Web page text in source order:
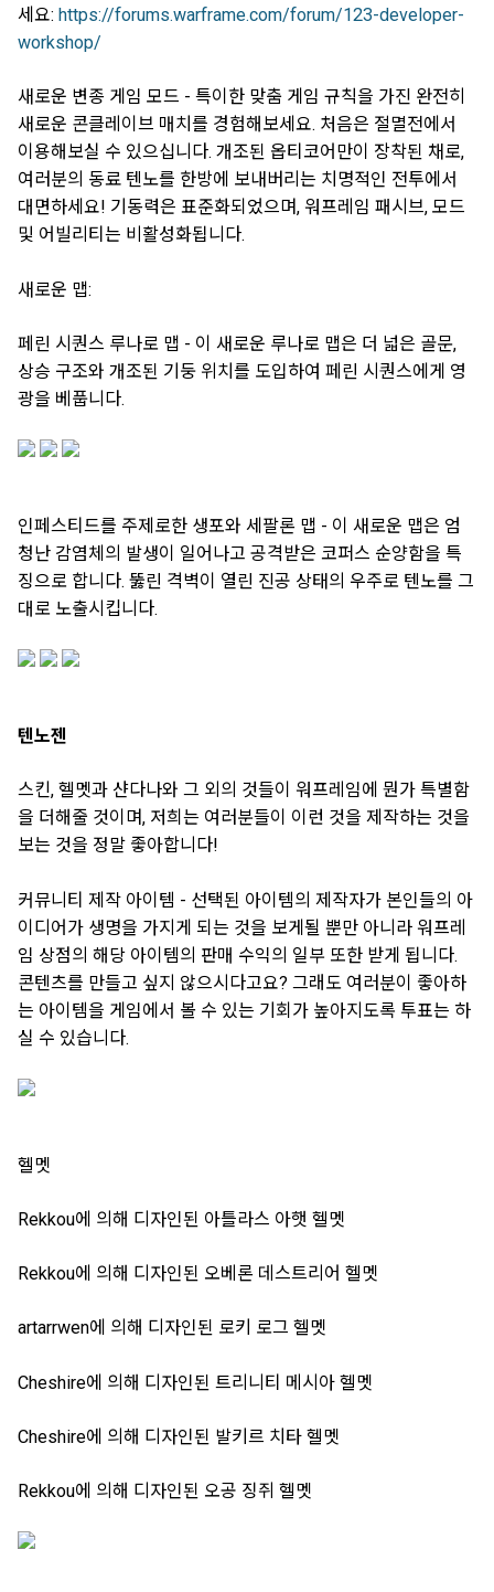
세요: https://forums.warframe.com/forum/123-developer-
workshop/
새로운 변종 게임 모드 - 특이한 맞춤 게임 규칙을 가진 완전히
새로운 콘클레이브 매치를 경험해보세요. 처음은 절멸전에서
이용해보실 수 있으십니다. 개조된 옵티코어만이 장착된 채로,
여러분의 동료 텐노를 한방에 보내버리는 치명적인 전투에서
대면하세요! 기동력은 표준화되었으며, 워프레임 패시브, 모드
및 어빌리티는 비활성화됩니다.
새로운 맵:
페린 시퀀스 루나로 맵 - 이 새로운 루나로 맵은 더 넓은 골문,
상승 구조와 개조된 기둥 위치를 도입하여 페린 시퀀스에게 영
광을 베풉니다.
인페스티드를 주제로한 생포와 세팔론 맵 - 이 새로운 맵은 엄
청난 감염체의 발생이 일어나고 공격받은 코퍼스 순양함을 특
징으로 합니다. 뚫린 격벽이 열린 진공 상태의 우주로 텐노를 그
대로 노출시킵니다.
텐노젠
스킨, 헬멧과 샨다나와 그 외의 것들이 워프레임에 뭔가 특별함
을 더해줄 것이며, 저희는 여러분들이 이런 것을 제작하는 것을
보는 것을 정말 좋아합니다!
커뮤니티 제작 아이템 - 선택된 아이템의 제작자가 본인들의 아
이디어가 생명을 가지게 되는 것을 보게될 뿐만 아니라 워프레
임 상점의 해당 아이템의 판매 수익의 일부 또한 받게 됩니다.
콘텐츠를 만들고 싶지 않으시다고요? 그래도 여러분이 좋아하
는 아이템을 게임에서 볼 수 있는 기회가 높아지도록 투표는 하
실 수 있습니다.
헬멧
Rekkou에 의해 디자인된 아틀라스 아햇 헬멧
Rekkou에 의해 디자인된 오베론 데스트리어 헬멧
artarrwen에 의해 디자인된 로키 로그 헬멧
Cheshire에 의해 디자인된 트리니티 메시아 헬멧
Cheshire에 의해 디자인된 발키르 치타 헬멧
Rekkou에 의해 디자인된 오공 징쥐 헬멧